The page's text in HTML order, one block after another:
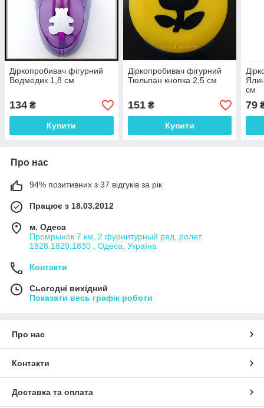
Діркопробивач фігурний
Ведмедик 1,8 см
134 ₴
Купити
Діркопробивач фігурний
Тюльпан кнопка 2,5 см
151₴
Купити
см
79
Про нас
94% позитивних з 37 відгуків за рік
Працює з 18.03.2012
м. Одеса
Промрынок 7 км, 2 фурнитурный ряд, ролет
1828.1829,1830 , Одеса, Україна
Контакти
Сьогодні вихідний
Показати весь графік роботи
Про нас
Контакти
Доставка та оплата